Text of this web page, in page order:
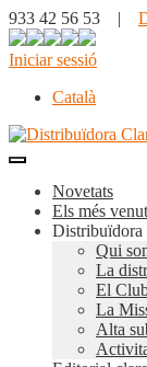
933 42 56 53 |
Iniciar sessió
Català
Novetats
Els més
Distribuïdora
Qui
La
El
La
Alta